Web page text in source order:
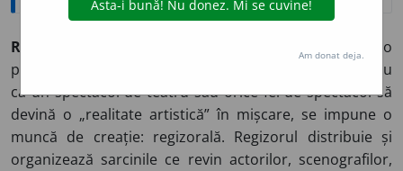
REGIZOR
) Persoană care regizează o
piesă de teatru, film sau orice spectacol scenic. Pentru
ca un spectacol de teatru sau orice fel de spectacol să
devină o „realitate artistică” în mișcare, se impune o
muncă de creație: regizorală. Regizorul distribuie și
organizează sarcinile ce revin actorilor, scenografilor,
Am donat deja.